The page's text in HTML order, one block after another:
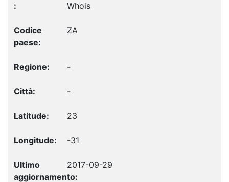
Whois
ZA
-
-
23
-31
2017-09-29